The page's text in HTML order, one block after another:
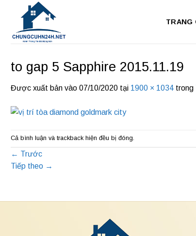
dung
TRANG
to gap 5 Sapphire 2015.11.19
Được xuất bản vào 07/10/2020 tại 1900 × 1034 trong
Cả bình luận và trackback hiện đều bị đóng.
← Trước
Tiếp theo →